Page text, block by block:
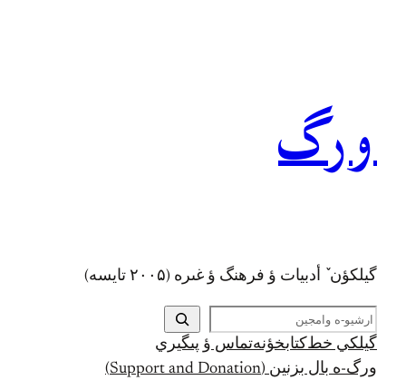
ورگ
گيلکؤن ٚ أدبیات ؤ فرهنگ ؤ غىره (۲۰۰۵ تايسه)
ج
س
ت
ج
گيلکي خط کتابخؤنهتماس ؤ پىگيري
ورگ-ه بال بزنين (Support and Donation)